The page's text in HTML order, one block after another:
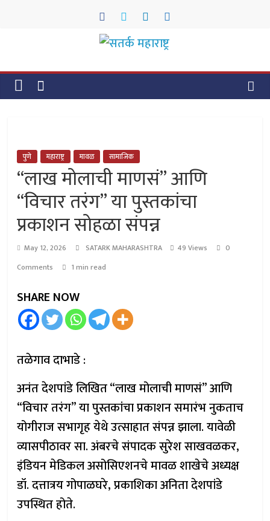
सतर्क
महाराष्ट्र
पुणे महाराष्ट्र मावळ सामाजिक
“लाख मोलाची माणसं” आणि
“विचार तरंग” या पुस्तकांचा
प्रकाशन सोहळा संपन्न
May 12, 2026 SATARK MAHARASHTRA 49 Views
0
Comments
1 min read
SHARE NOW
तळेगाव दाभाडे :
अनंत देशपांडे लिखित “लाख मोलाची माणसं” आणि
“विचार तरंग” या पुस्तकांचा प्रकाशन समारंभ नुकताच
योगीराज सभागृह येथे उत्साहात संपन्न झाला. यावेळी
व्यासपीठावर सा. अंबरचे संपादक सुरेश साखवळकर,
इंडियन मेडिकल असोसिएशनचे मावळ शाखेचे अध्यक्ष
डॉ. दत्तात्रय गोपाळघरे, प्रकाशिका अनिता देशपांडे
उपस्थित होते.